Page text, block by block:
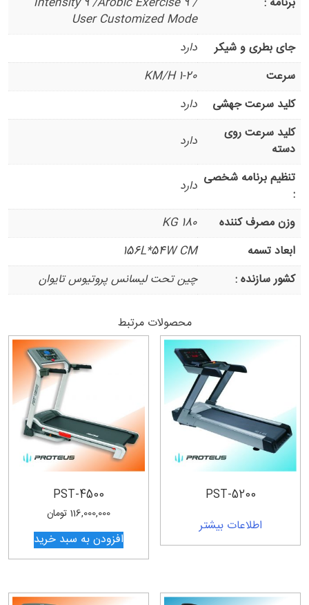
User Customized Mode
جای بطری و شیکر
دارد
سرعت
1-20 KM/H
کلید سرعت جهشی
دارد
کلید سرعت روی
دسته
دارد
تنظیم برنامه شخصی
:
دارد
وزن مصرف کننده
180 KG
ابعاد تسمه
156L*54W CM
کشور سازنده :
چین تحت لیسانس پروتیوس تایوان
محصولات مرتبط
PST-5200
اطلاعات بیشتر
PST-4500
116,000,000 تومان
افزودن به سبد خرید